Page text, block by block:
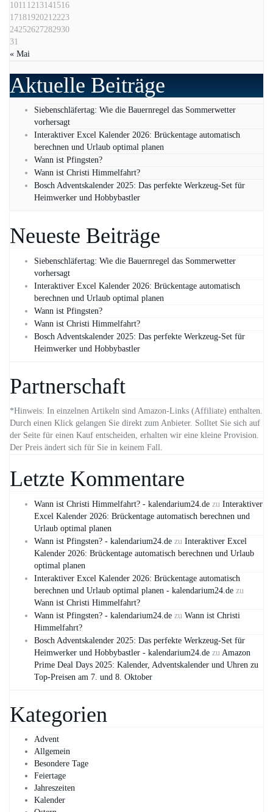
1011 1213141516
17181920212223
24252627282930
31
« Mai
Aktuelle Beiträge
Siebenschläfertag: Wie die Bauernregel das Sommerwetter
vorhersagt
Interaktiver Excel Kalender 2026: Brückentage automatisch
berechnen und Urlaub optimal planen
Wann ist Pfingsten?
Wann ist Christi Himmelfahrt?
Bosch Adventskalender 2025: Das perfekte Werkzeug-Set für
Heimwerker und Hobbybastler
Neueste Beiträge
Siebenschläfertag: Wie die Bauernregel das Sommerwetter
vorhersagt
Interaktiver Excel Kalender 2026: Brückentage automatisch
berechnen und Urlaub optimal planen
Wann ist Pfingsten?
Wann ist Christi Himmelfahrt?
Bosch Adventskalender 2025: Das perfekte Werkzeug-Set für
Heimwerker und Hobbybastler
Partnerschaft
*Hinweis: In einzelnen Artikeln sind Amazon-Links (Affiliate) enthalten.
Durch einen Klick gelangen Sie direkt zum Anbieter. Solltet Sie sich auf
der Seite für einen Kauf entscheiden, erhalten wir eine kleine Provision.
Der Preis ändert sich für Sie in keinem Fall.
Letzte Kommentare
Wann ist Christi Himmelfahrt? - kalendarium24.de zu Interaktiver
Excel Kalender 2026: Brückentage automatisch berechnen und
Urlaub optimal planen
Wann ist Pfingsten? - kalendarium24.de zu Interaktiver Excel
Kalender 2026: Brückentage automatisch berechnen und Urlaub
optimal planen
Interaktiver Excel Kalender 2026: Brückentage automatisch
berechnen und Urlaub optimal planen - kalendarium24.de zu
Wann ist Christi Himmelfahrt?
Wann ist Pfingsten? - kalendarium24.de zu Wann ist Christi
Himmelfahrt?
Bosch Adventskalender 2025: Das perfekte Werkzeug-Set für
Heimwerker und Hobbybastler - kalendarium24.de zu Amazon
Prime Deal Days 2025: Kalender, Adventskalender und Uhren zu
Top-Preisen am 7. und 8. Oktober
Kategorien
Advent
Allgemein
Besondere Tage
Feiertage
Jahreszeiten
Kalender